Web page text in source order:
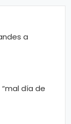
a
día de